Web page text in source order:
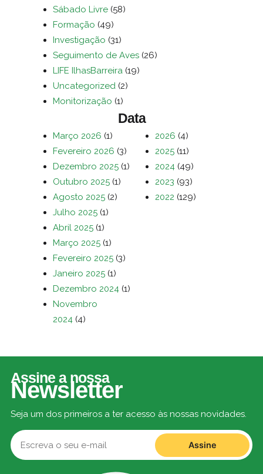
Sábado Livre (58)
Formação (49)
Investigação (31)
Seguimento de Aves (26)
LIFE IlhasBarreira (19)
Uncategorized (2)
Monitorização (1)
Data
Março 2026 (1)
Fevereiro 2026 (3)
Dezembro 2025 (1)
Outubro 2025 (1)
Agosto 2025 (2)
Julho 2025 (1)
Abril 2025 (1)
Março 2025 (1)
Fevereiro 2025 (3)
Janeiro 2025 (1)
Dezembro 2024 (1)
Novembro
2024 (4)
2026 (4)
2025 (11)
2024 (49)
2023 (93)
2022 (129)
Assine a nossa
Newsletter
Seja um dos primeiros a ter acesso às nossas novidades.
Assine